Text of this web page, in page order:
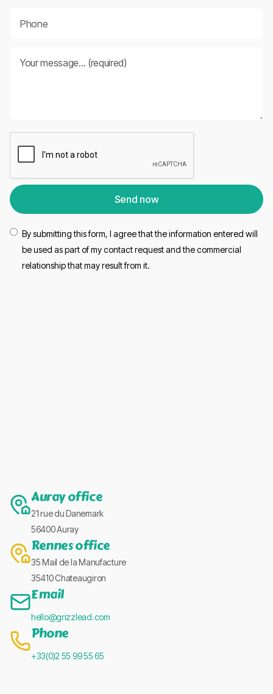
By submitting this form, I agree that the information entered will
be used as part of my contact request and the commercial
relationship that may result from it.
Auray office
21 rue du Danemark
56400 Auray
Rennes office
35 Mail de la Manufacture
35410 Chateaugiron
Email
hello@grizzlead.com
Phone
+33(0)2 55 99 55 65